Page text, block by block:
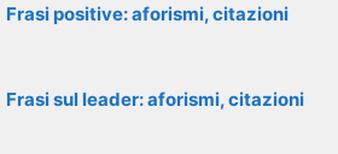
Frasi positive: aforismi, citazioni
Frasi sul leader: aforismi, citazioni